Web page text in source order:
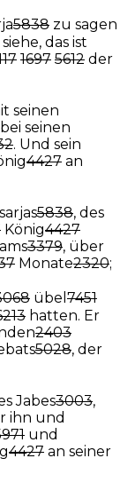
5838 zu sagen
das ist
1697 5612 der
seinen
seinen
. Und sein
4427 an
5838, des
König4427
3379, über
Monate2320;
übel 7451
hatten. Er
2403
5028, der
Jabes3003,
ihn und
und
4427 an seiner